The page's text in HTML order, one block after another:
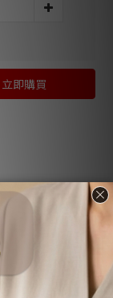
立即購買
顧客評價